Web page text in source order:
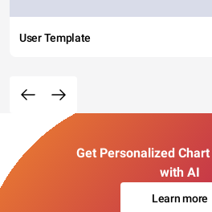
User Template
Get Personalized
with AI
Learn more